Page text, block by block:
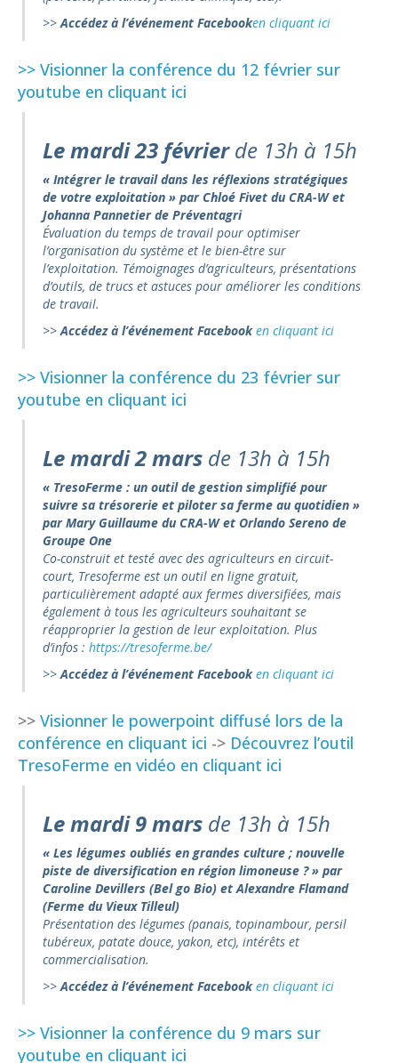
>>Accédez à l’événement Facebooken cliquant ici
>> Visionner la conférence du 12 février sur
youtube en cliquant ici
Le mardi 23 févrierde 13h à 15h
« Intégrer le travail dans les réflexions stratégiques
de votre exploitation » par Chloé Fivet du CRA-W et
Johanna Pannetier de Préventagri
Évaluation du temps de travail pour optimiser
l’organisation du système et le bien-être sur
l’exploitation. Témoignages d’agriculteurs, présentations
d’outils, de trucs et astuces pour améliorer les conditions
de travail.
>>Accédez à l’événement Facebooken cliquant ici
>> Visionner la conférence du 23 février sur
youtube en cliquant ici
Le mardi 2 mars de 13h à 15h
« TresoFerme : un outil de gestion simplifié pour
suivre sa trésorerie et piloter sa ferme au quotidien »
par Mary Guillaume du CRA-W et Orlando Sereno de
Groupe One
Co-construit et testé avec des agriculteurs en circuit-
court, Tresoferme est un outil en ligne gratuit,
particulièrement adapté aux fermes diversifiées, mais
également à tous les agriculteurs souhaitant se
réapproprier la gestion de leur exploitation. Plus
d’infos : https://tresoferme.be/
>>Accédez à l’événement Facebooken cliquant ici
>> Visionner le powerpoint diffusé lors de la
conférence en cliquant ici -> Découvrez l’outil
TresoFerme en vidéo en cliquant ici
Le mardi 9mars de 13h à 15h
« Les légumes oubliés en grandes culture ; nouvelle
piste de diversification en région limoneuse ? » par
Caroline Devillers (Bel go Bio) et Alexandre Flamand
(Ferme du Vieux Tilleul)
Présentation des légumes (panais, topinambour, persil
tubéreux, patate douce, yakon, etc), intérêts et
commercialisation.
>>Accédez à l’événement Facebooken cliquant ici
>> Visionner la conférence du 9 mars sur
youtube en cliquant ici